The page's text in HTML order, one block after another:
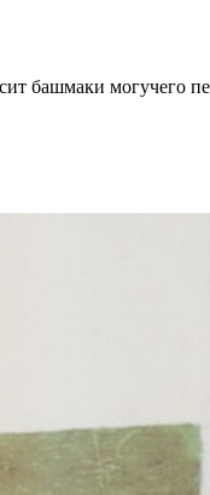
башмаки могучего